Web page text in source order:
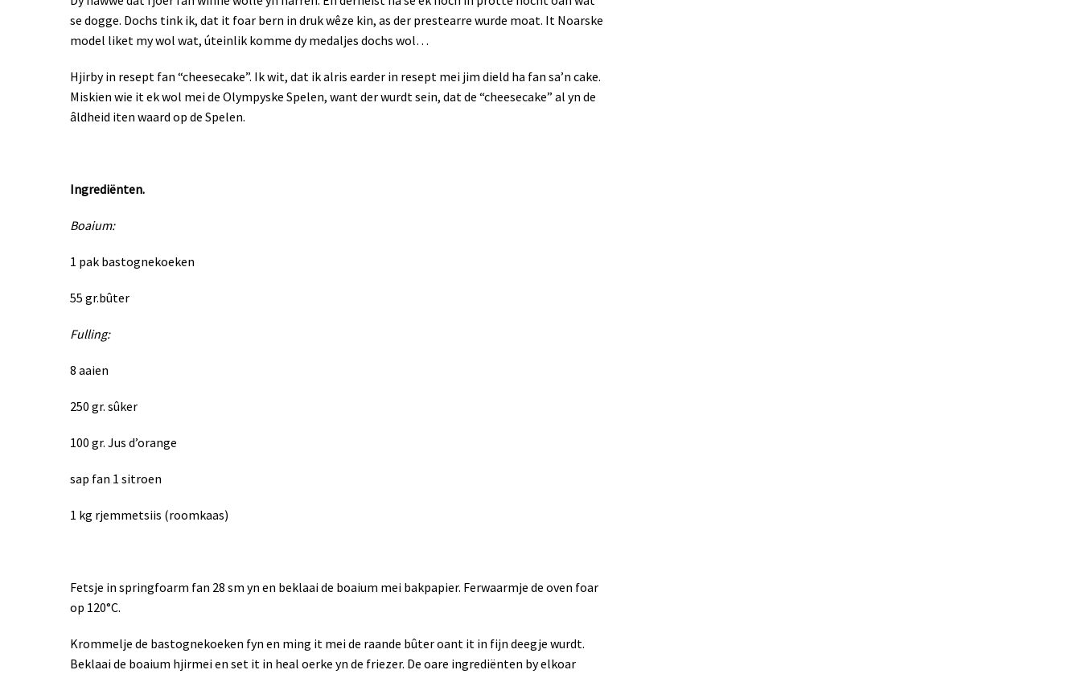
se dogge. Dochs tink ik, dat it foar bern in druk wêze kin, as der prestearre wurde moat. It Noarske
model liket my wol wat, úteinlik komme dy medaljes dochs wol…
Hjirby in resept fan “cheesecake”. Ik wit, dat ik alris earder in resept mei jim dield ha fan sa’n cake.
Miskien wie it ek wol mei de Olympyske Spelen, want der wurdt sein, dat de “cheesecake” al yn de
âldheid iten waard op de Spelen.
Ingrediënten.
Boaium:
1 pak bastognekoeken
55 gr.bûter
Fulling:
8 aaien
250 gr. sûker
100 gr. Jus d’orange
sap fan 1 sitroen
1 kg rjemmetsiis (roomkaas)
Fetsje in springfoarm fan 28 sm yn en beklaai de boaium mei bakpapier. Ferwaarmje de oven foar
op 120°C.
Krommelje de bastognekoeken fyn en ming it mei de raande bûter oant it in fijn deegje wurdt.
Beklaai de boaium hjirmei en set it in heal oerke yn de friezer. De oare ingrediënten by elkoar